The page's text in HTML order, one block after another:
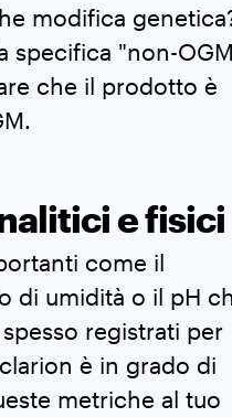
modifica
specifica "non-
che il prodotto è
e fisici
come il
di umidità o il pH
registrati per
è in grado di
metriche al tuo